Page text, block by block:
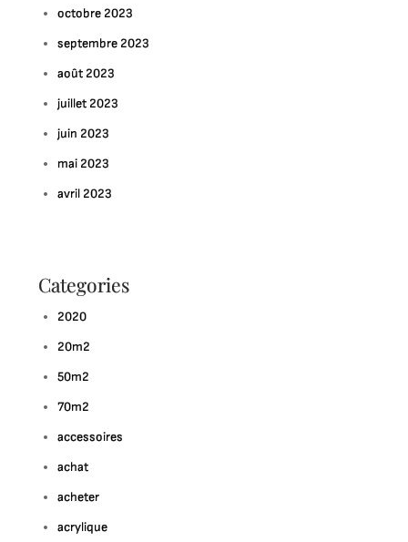
octobre 2023
septembre 2023
août 2023
juillet 2023
juin 2023
mai 2023
avril 2023
Categories
2020
20m2
50m2
70m2
accessoires
achat
acheter
acrylique